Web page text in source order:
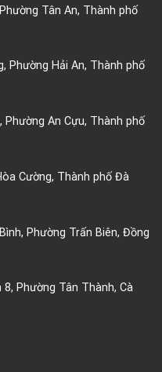
Tân An, Thành phố
Phường Hải An, Thành phố
Phường An Cựu, Thành phố
Cường, Thành phố Đà
Phường Trấn Biên, Đồng
Phường Tân Thành, Cà